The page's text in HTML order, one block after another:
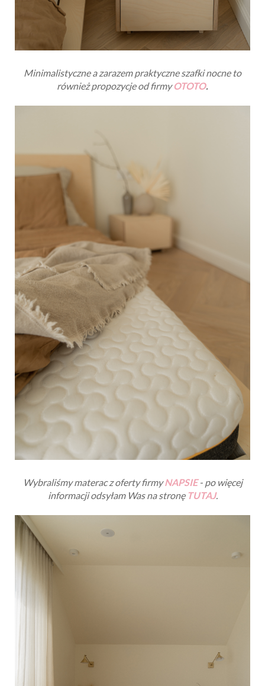
Minimalistyczne a zarazem praktyczne szafki nocne to
również propozycje od firmyOTOTO.
Wybraliśmy materac z oferty firmyNAPSIE- po więcej
informacji odsyłam Was na stronę TUTAJ.